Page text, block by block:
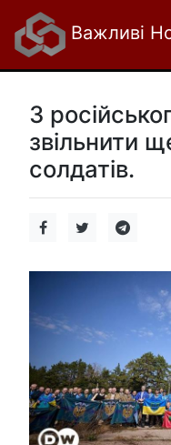
Важливі
З
звільнити
солдатів.